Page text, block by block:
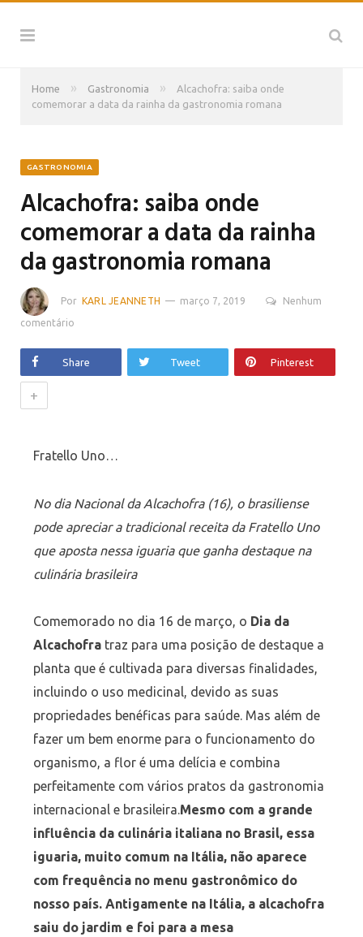
Home » Gastronomia »
Alcachofra: saiba onde
comemorar a data da rainha da gastronomia romana
GASTRONOMIA
Alcachofra: saiba onde
comemorar a data da rainha
da gastronomia romana
Por KARL JEANNETH março 7, 2019 Nenhum
comentário
Share Tweet Pinterest
+
Fratello Uno…
No dia Nacional da Alcachofra (16), o brasiliense
pode apreciar a tradicional receita da Fratello Uno
que aposta nessa iguaria que ganha destaque na
culinária brasileira
Comemorado no dia 16 de março, o Dia da
Alcachofratraz para uma posição de destaque a
planta que é cultivada para diversas finalidades,
incluindo o uso medicinal, devido as suas
propriedades benéficas para saúde. Mas além de
fazer um bem enorme para o funcionamento do
organismo, a flor é uma delícia e combina
perfeitamente com vários pratos da gastronomia
internacional e brasileira.Mesmo com a grande
influência da culinária italiana no Brasil, essa
iguaria, muito comum na Itália, não aparece
com frequência no menu gastronômico do
nosso país. Antigamente na Itália, a alcachofra
saiu do jardim e foi para a mesa